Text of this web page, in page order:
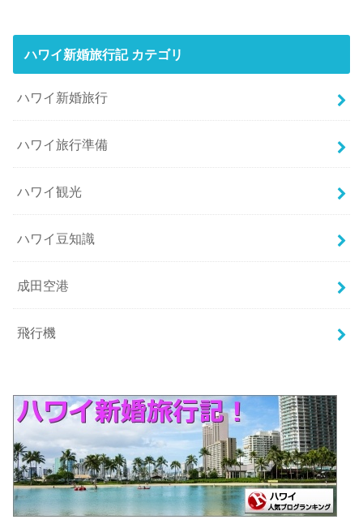
ハワイ新婚旅行記 カテゴリ
ハワイ新婚旅行
ハワイ旅行準備
ハワイ観光
ハワイ豆知識
成田空港
飛行機